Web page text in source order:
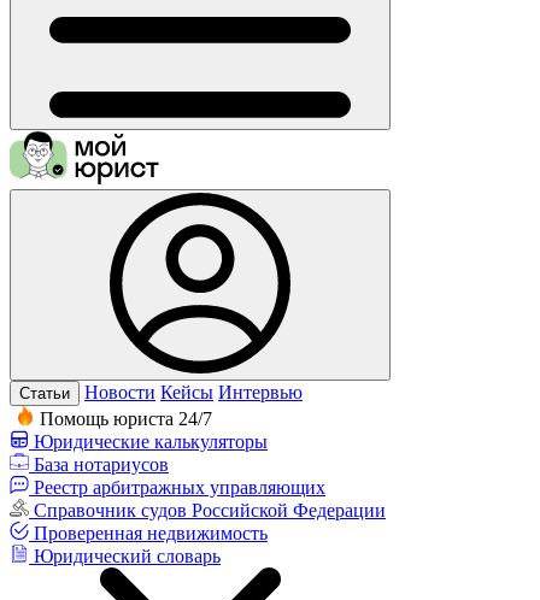
Статьи Новости Кейсы Интервью
Помощь юриста 24/7
Юридические калькуляторы
База нотариусов
Реестр арбитражных управляющих
Справочник судов Российской Федерации
Проверенная недвижимость
Юридический словарь